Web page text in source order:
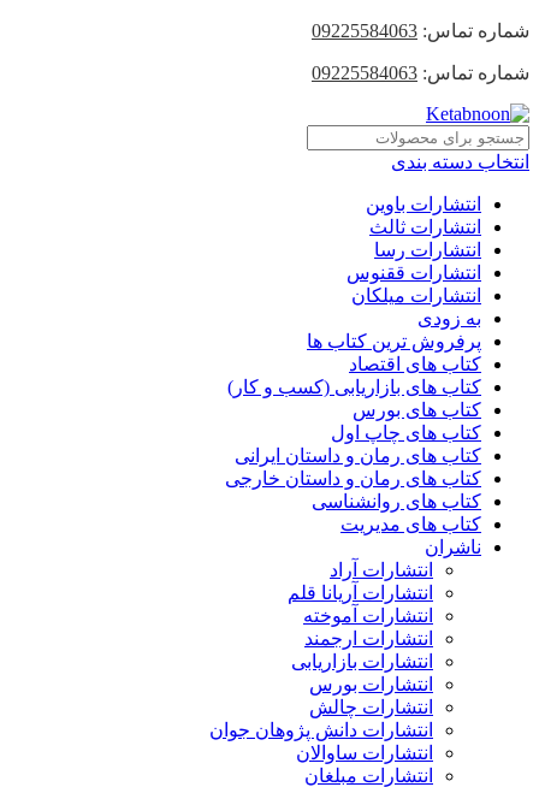
شماره تماس: 09225584063
شماره تماس: 09225584063
انتخاب دسته بندی
انتشارات باوین
انتشارات ثالث
انتشارات رسا
انتشارات ققنوس
انتشارات میلکان
به زودی
پرفروش ترین کتاب ها
کتاب های اقتصاد
کتاب های بازاریابی (کسب و کار)
کتاب های بورس
کتاب های چاپ اول
کتاب های رمان و داستان ایرانی
کتاب های رمان و داستان خارجی
کتاب های روانشناسی
کتاب های مدیریت
ناشران
انتشارات آراد
انتشارات آریانا قلم
انتشارات آموخته
انتشارات ارجمند
انتشارات بازاریابی
انتشارات بورس
انتشارات چالش
انتشارات دانش پژوهان جوان
انتشارات ساوالان
انتشارات مبلغان